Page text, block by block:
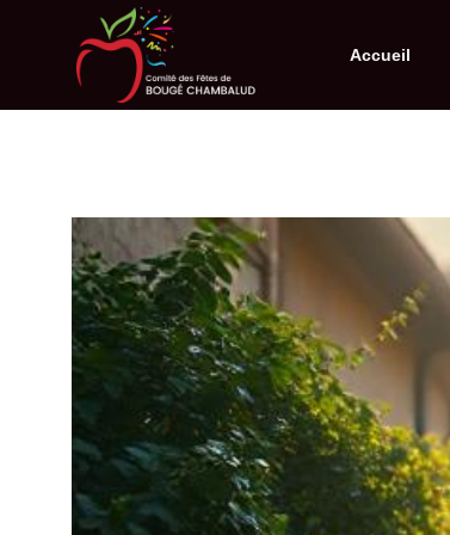
Accueil